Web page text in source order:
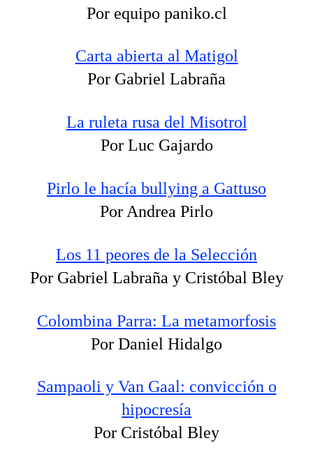
Por equipo paniko.cl
Carta abierta al Matigol
Por Gabriel Labraña
La ruleta rusa del Misotrol
Por Luc Gajardo
Pirlo le hacía bullying a Gattuso
Por Andrea Pirlo
Los 11 peores de la Selección
Por Gabriel Labraña y Cristóbal Bley
Colombina Parra: La metamorfosis
Por Daniel Hidalgo
Sampaoli y Van Gaal: convicción o
hipocresía
Por Cristóbal Bley